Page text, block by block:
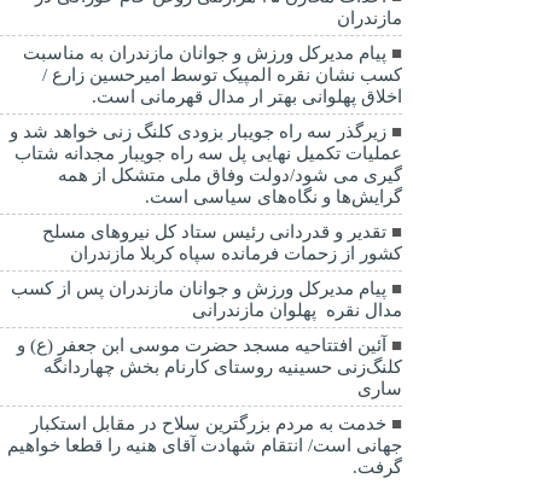
مازندران
پیام مدیرکل ورزش و جوانان مازندران به مناسبت
کسب نشان نقره المپیک توسط امیرحسین زارع /
اخلاق پهلوانی بهتر ار مدال قهرمانی است.
زیرگذر سه راه جویبار بزودی کلنگ زنی خواهد شد و
عملیات تکمیل نهایی پل سه راه جویبار مجدانه شتاب
گیری می شود/دولت وفاق ملی متشکل از همه
گرایش‌ها و نگاه‌های سیاسی است.
تقدیر و قدردانی رئیس ستاد کل نیرو‌های مسلح
کشور از زحمات فرمانده سپاه کربلا مازندران
پیام مدیرکل ورزش و جوانان مازندران پس از کسب
مدال نقره پهلوان مازندرانی
آئین افتتاحیه مسجد حضرت موسی ابن جعفر (ع) و
کلنگ‌زنی حسینیه روستای کارنام بخش چهاردانگه
ساری
خدمت به مردم بزرگترین سلاح در مقابل استکبار
جهانی است/ انتقام شهادت آقای هنیه را قطعا خواهیم
گرفت.